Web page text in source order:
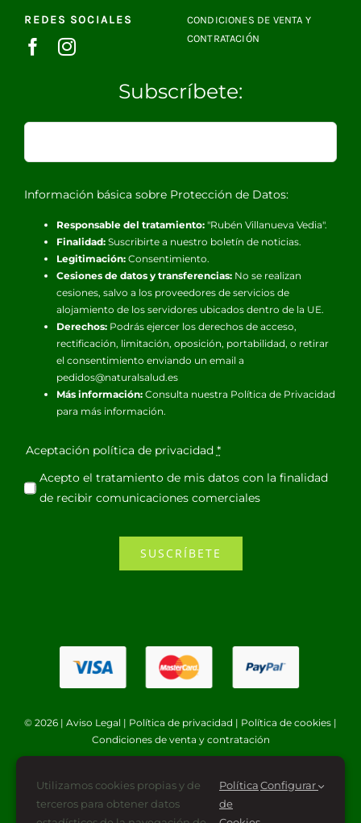
REDES SOCIALES
CONDICIONES DE VENTA Y
CONTRATACIÓN
Subscríbete:
Información básica sobre Protección de Datos:
Responsable del tratamiento:"Rubén Villanueva Vedia".
Finalidad:Suscribirte a nuestro boletín de noticias.
Legitimación:Consentimiento.
Cesiones de datos y transferencias:No se realizan
cesiones, salvo a los proveedores de servicios de
alojamiento de los servidores ubicados dentro de la UE.
Derechos:Podrás ejercer los derechos de acceso,
rectificación, limitación, oposición, portabilidad, o retirar
el consentimiento enviando un email a
pedidos@naturalsalud.es
Más información:Consulta nuestra Política de Privacidad
para más información.
Aceptación política de privacidad *
Acepto el tratamiento de mis datos con la finalidad
de recibir comunicaciones comerciales
SUSCRÍBETE
© 2026 | Aviso Legal | Política de privacidad | Política de cookies |
Condiciones de venta y contratación
Utilizamos cookies propias y de
terceros para obtener datos
Política
de
Configurar